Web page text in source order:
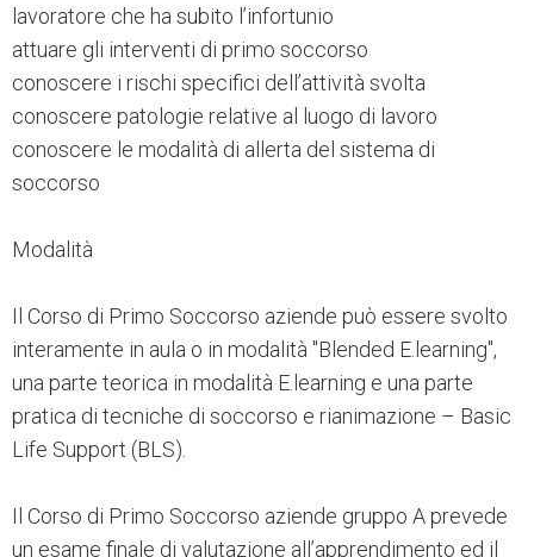
lavoratore che ha subito l’infortunio
attuare gli interventi di primo soccorso
conoscere i rischi specifici dell’attività svolta
conoscere patologie relative al luogo di lavoro
conoscere le modalità di allerta del sistema di
soccorso
Modalità
Il Corso di Primo Soccorso aziende può essere svolto
interamente in aula o in modalità "Blended E.learning",
una parte teorica in modalità E.learning e una parte
pratica di tecniche di soccorso e rianimazione – Basic
Life Support (BLS).
Il Corso di Primo Soccorso aziende gruppo A prevede
un esame finale di valutazione all’apprendimento ed il